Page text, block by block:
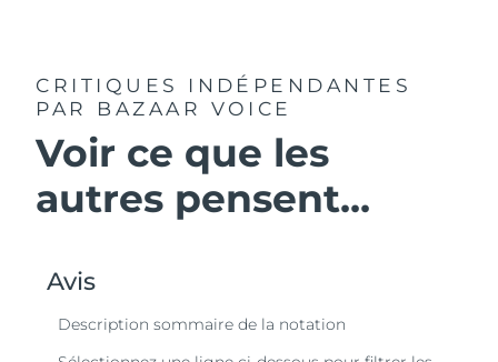
CRITIQUES INDÉPENDANTES
PAR BAZAAR VOICE
Voir ce que les
autres pensent...